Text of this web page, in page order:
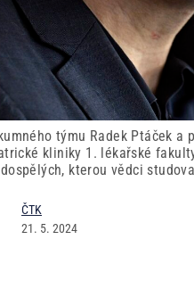
týmu Radek Ptáček
kliniky 1. lékařské
kterou vědci
ČTK
21. 5. 2024